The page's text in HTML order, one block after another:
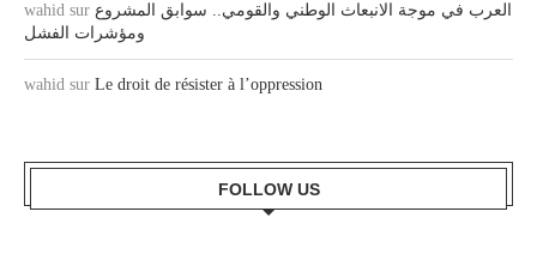
wahid sur العرب في موجة الانبعاث الوطني والقومي.. سوابق المشروع
ومؤشرات الفشل
wahid sur Le droit de résister à l’oppression
FOLLOW US